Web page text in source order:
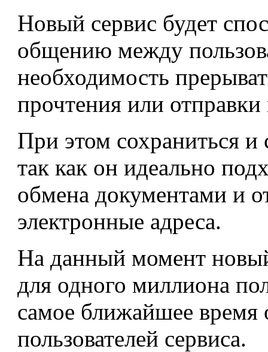
Новый сервис будет
общению между
необходимость
прочтения или
При этом сохраниться
так как он идеально
обмена документами и
электронные адреса.
На данный момент
для одного миллиона
самое ближайшее время
пользователей сервиса.